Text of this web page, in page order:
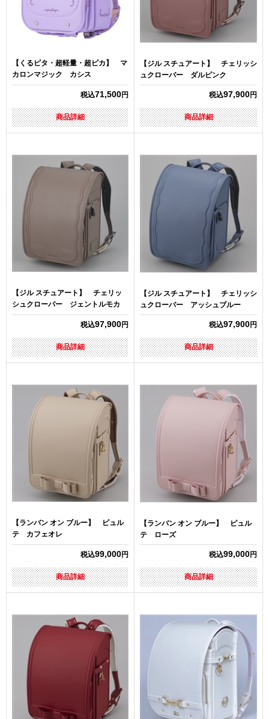
【くるピタ・超軽量・超ピカ】 マ
カロンマジック カシス
税込71,500円
商品詳細
【ジル スチュアート】 チェリッシ
ュクローバー ダルピンク
税込97,900円
商品詳細
【ジル スチュアート】 チェリッ
シュクローバー ジェントルモカ
税込97,900円
商品詳細
【ジル スチュアート】 チェリッシ
ュクローバー アッシュブルー
税込97,900円
商品詳細
【ランバン オン ブルー】 ピュル
テ カフェオレ
税込99,000円
商品詳細
【ランバン オン ブルー】 ピュル
テ ローズ
税込99,000円
商品詳細